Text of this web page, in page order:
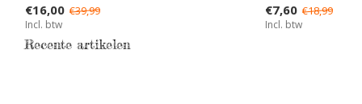
€16,00 €39,99
Incl. btw
€7,60 €18,99
Incl. btw
Recente artikelen